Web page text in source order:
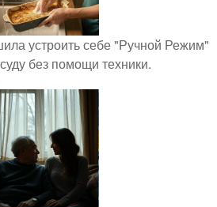
устроить себе "Ручной Режим"
без помощи техники.